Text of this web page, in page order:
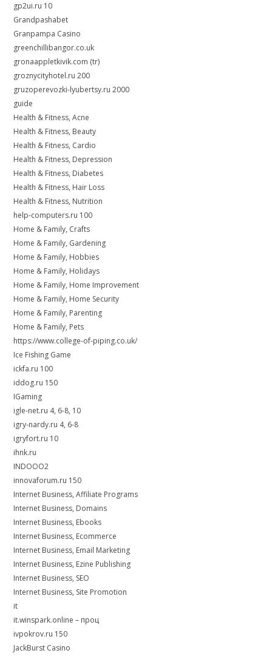
gp2ui.ru 10
Grandpashabet
Granpampa Casino
greenchillibangor.co.uk
gronaappletkivik.com (tr)
groznycityhotel.ru 200
gruzoperevozki-lyubertsy.ru 2000
guide
Health & Fitness, Acne
Health & Fitness, Beauty
Health & Fitness, Cardio
Health & Fitness, Depression
Health & Fitness, Diabetes
Health & Fitness, Hair Loss
Health & Fitness, Nutrition
help-computers.ru 100
Home & Family, Crafts
Home & Family, Gardening
Home & Family, Hobbies
Home & Family, Holidays
Home & Family, Home Improvement
Home & Family, Home Security
Home & Family, Parenting
Home & Family, Pets
https://www.college-of-piping.co.uk/
Ice Fishing Game
ickfa.ru 100
iddog.ru 150
IGaming
igle-net.ru 4, 6-8, 10
igry-nardy.ru 4, 6-8
igryfort.ru 10
ihnk.ru
INDOOO2
innovaforum.ru 150
Internet Business, Affiliate Programs
Internet Business, Domains
Internet Business, Ebooks
Internet Business, Ecommerce
Internet Business, Email Marketing
Internet Business, Ezine Publishing
Internet Business, SEO
Internet Business, Site Promotion
it
it.winspark.online – проц
ivpokrov.ru 150
JackBurst Casino